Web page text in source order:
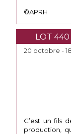
©APRH
LOT 440
20 octobre -
C’est un fils
production,